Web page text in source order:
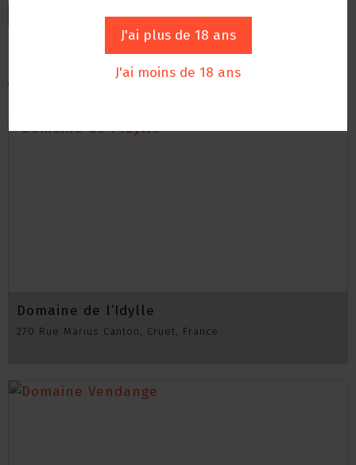
J'ai plus de 18 ans
J'ai moins de 18 ans
Retour à l’annuaire
Autres vignerons
Domaine de l’Idylle
270 Rue Marius Canton, Cruet, France